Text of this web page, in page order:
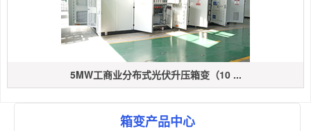
5MW工商业分布式光伏升压箱变（10 ...
箱变产品中心